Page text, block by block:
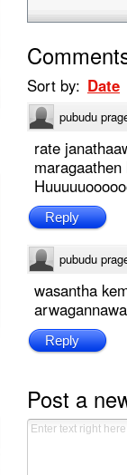
Sort by: Date
pubudu
rate
Reply
pubudu
wasantha
Reply
Post a